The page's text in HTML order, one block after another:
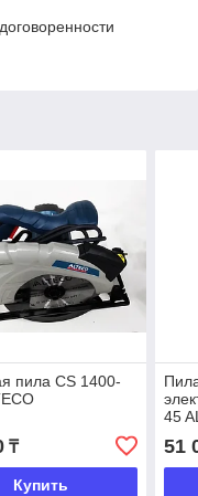
пила CS 1400-
₸
Купить
45
51